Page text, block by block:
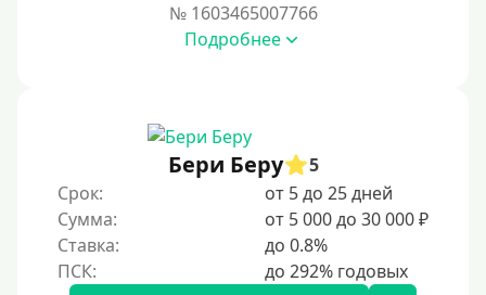
№ 1603465007766
Подробнее
Бери Беру
5
Срок:
от 5 до 25 дней
Сумма:
от 5 000 до 30 000 ₽
Ставка:
до 0.8%